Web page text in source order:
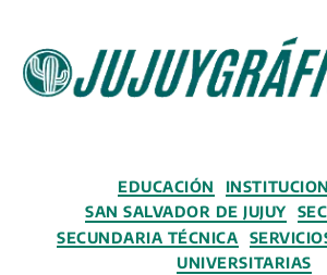
Categorías
EDUCACIÓN
SAN SALVADOR DE JUJUY
SECUNDARIA TÉCNICA
UNIVERSITARIAS